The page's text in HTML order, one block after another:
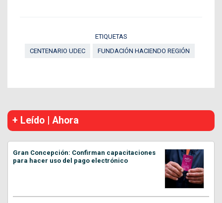
ETIQUETAS
CENTENARIO UDEC
FUNDACIÓN HACIENDO REGIÓN
+ Leído | Ahora
Gran Concepción: Confirman capacitaciones
para hacer uso del pago electrónico